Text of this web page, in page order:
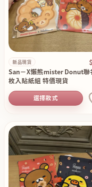
新品現貨
San－X懶熊mister Donut聯
枚入貼紙組 特價現貨
選擇款式